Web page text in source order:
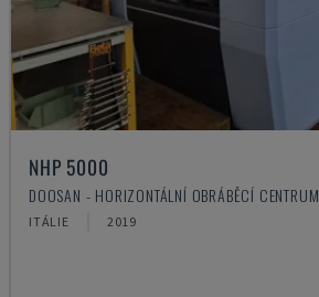
NHP 5000
DOOSAN - HORIZONTÁLNÍ OBRÁBĚCÍ CENTRUM
ITÁLIE 2019